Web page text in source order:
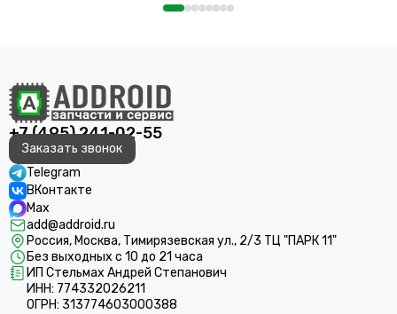
+7 (495) 241-02-55
Заказать звонок
Telegram
ВКонтакте
Max
add@addroid.ru
Россия, Москва, Тимирязевская ул., 2/3 ТЦ "ПАРК 11"
Без выходных с 10 до 21 часа
ИП Стельмах Андрей Степанович
ИНН: 774332026211
ОГРН: 313774603000388